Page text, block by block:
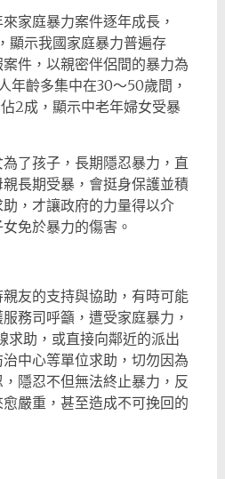
家庭暴力案件逐年成長，
顯示我國家庭暴力普遍存
件，以親密伴侶間的暴力為
年齡多集中在30～50歲間，
2成，顯示中老年婦女受暴
了孩子，長期隱忍暴力，直
長期受暴，會挺身保護並積
，才讓政府的力量得以介
免於暴力的傷害。
友的支持與協助，有時可能
務司呼籲，遭受家庭暴力，
求助，或直接向鄰近的派出
中心等單位求助，切勿因為
隱忍不但無法終止暴力，反
嚴重，甚至造成不可挽回的